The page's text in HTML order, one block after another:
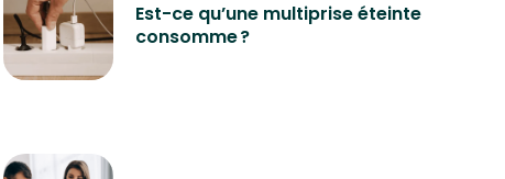
Est-ce qu’une multiprise éteinte
consomme ?